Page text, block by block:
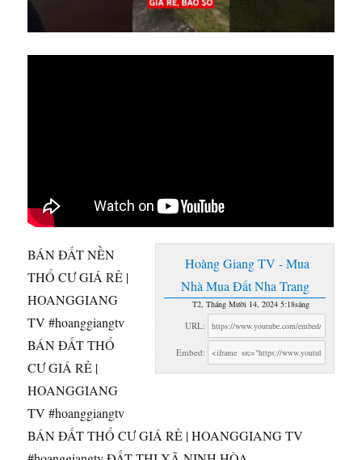
Hoàng Giang TV - Mua
Nhà Mua Đất Nha Trang
T2, Tháng Mười 14, 2024 5:18sáng
URL:
Embed:
BÁN ĐẤT NỀN
THỔ CƯ GIÁ RẺ |
HOANGGIANG
TV #hoanggiangtv
BÁN ĐẤT THỔ
CƯ GIÁ RẺ |
HOANGGIANG
TV #hoanggiangtv
BÁN ĐẤT THỔ CƯ GIÁ RẺ | HOANGGIANG TV